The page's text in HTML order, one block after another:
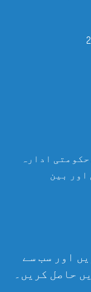
ادارہ
اور بین
اور سب سے
حاصل کریں۔